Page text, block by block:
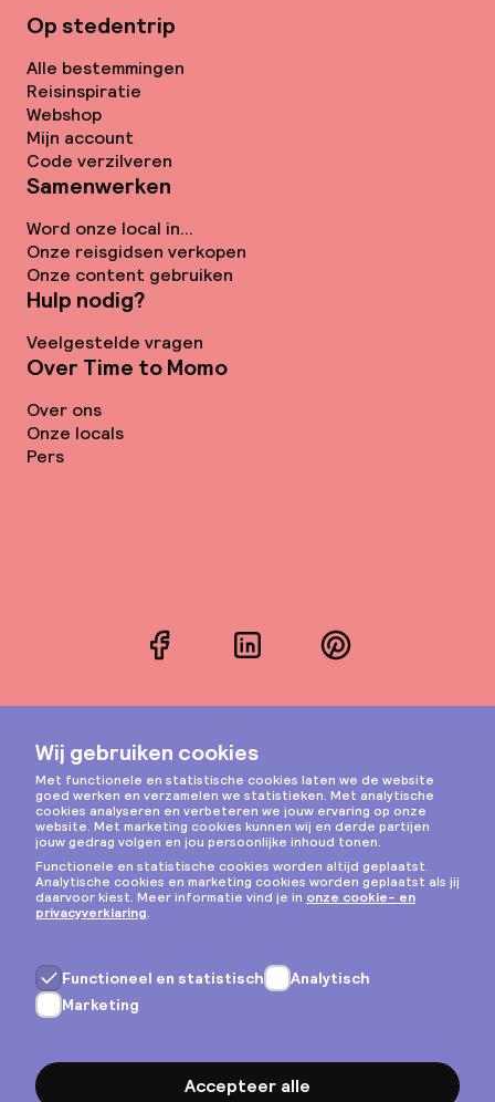
Op stedentrip
Alle bestemmingen
Reisinspiratie
Webshop
Mijn account
Code verzilveren
Samenwerken
Word onze local in...
Onze reisgidsen verkopen
Onze content gebruiken
Hulp nodig?
Veelgestelde vragen
Over Time to Momo
Over ons
Onze locals
Pers
FacebookLinkedInPinterest
Instagram
Privacy & cookies
Algemene voorwaarden